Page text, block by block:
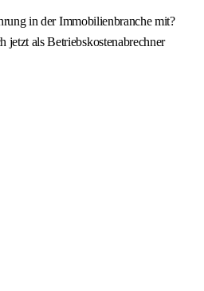
in der Immobilienbranche mit?
jetzt als Betriebskostenabrechner